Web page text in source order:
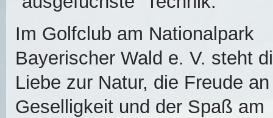
Im Golfclub am Nationalpark
Bayerischer Wald e. V. steht
Liebe zur Natur, die Freude
Geselligkeit und der Spaß am